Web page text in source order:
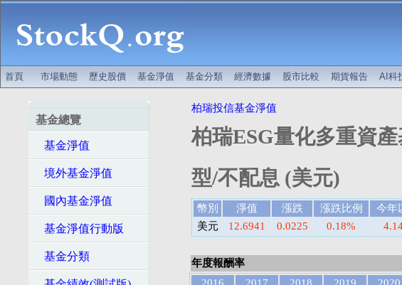
首頁 市場動態 歷史股價 基金淨值 基金分類 經濟數據 股市比較 期貨報告 AI科
基金總覽
基金淨值
境外基金淨值
國內基金淨值
基金淨值行動版
基金分類
柏瑞投信基金淨值
柏瑞ESG量化多重資
型/不配息 (美元)
幣別 淨值 漲跌 漲跌比例 今年
美元
12.6941 0.0225 0.18%
年度報酬率